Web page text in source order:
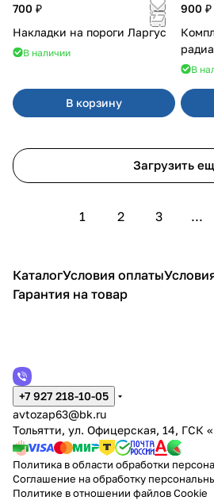
700 ₽
Накладки на пороги Ларгус
В наличии
В корзину
900 ₽
В
Загрузить
1 2 3 ...
КаталогУсловия оплаты
Гарантия на товар
+7 927 218-10-05
avtozap63@bk.ru
Тольятти, ул. Офицерская, 14, ГСК
Политика в области обработки
Соглашение на обработку
Политике в отношении файлов Cookie